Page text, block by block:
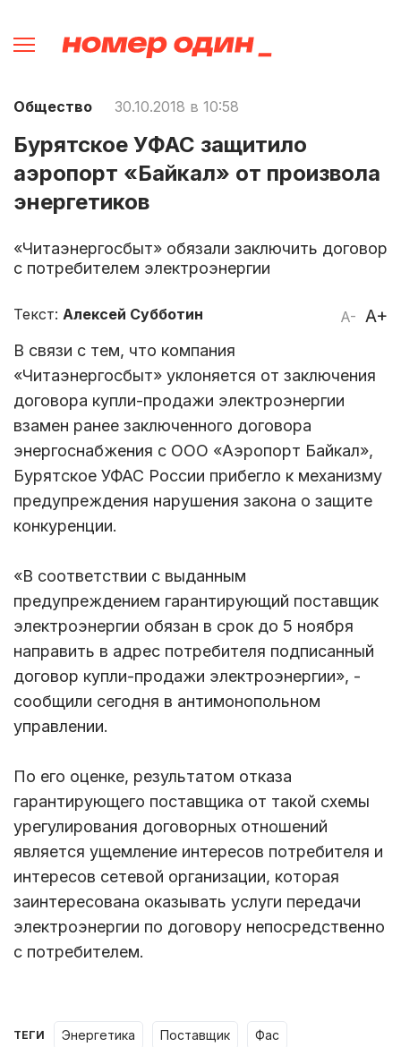
Общество 30.10.2018 в 10:58
Бурятское УФАС защитило
аэропорт «Байкал» от произвола
энергетиков
«Читаэнергосбыт» обязали заключить договор
с потребителем электроэнергии
A- A+
Текст: Алексей Субботин
В связи с тем, что компания
«Читаэнергосбыт» уклоняется от заключения
договора купли-продажи электроэнергии
взамен ранее заключенного договора
энергоснабжения с ООО «Аэропорт Байкал»,
Бурятское УФАС России прибегло к механизму
предупреждения нарушения закона о защите
конкуренции.
«В соответствии с выданным
предупреждением гарантирующий поставщик
электроэнергии обязан в срок до 5 ноября
направить в адрес потребителя подписанный
договор купли-продажи электроэнергии», -
сообщили сегодня в антимонопольном
управлении.
По его оценке, результатом отказа
гарантирующего поставщика от такой схемы
урегулирования договорных отношений
является ущемление интересов потребителя и
интересов сетевой организации, которая
заинтересована оказывать услуги передачи
электроэнергии по договору непосредственно
с потребителем.
ТЕГИ энергетика поставщик фас